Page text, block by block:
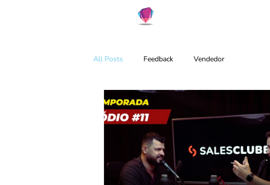
All Posts Feedback Vendedor